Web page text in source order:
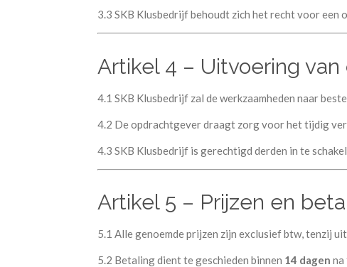
3.3 SKB Klusbedrijf behoudt zich het recht voor een
Artikel 4 – Uitvoering
4.1 SKB Klusbedrijf zal de werkzaamheden naar
4.2 De opdrachtgever draagt zorg voor het tijdig
4.3 SKB Klusbedrijf is gerechtigd derden in te
Artikel 5 – Prijzen en
5.1 Alle genoemde prijzen zijn exclusief btw, tenzij
5.2 Betaling dient te geschieden binnen 14 dagen na